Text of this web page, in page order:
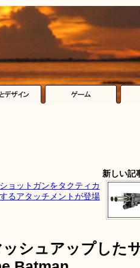
新しい記
ョットガンをタクティカ
るアタッチメントが登場
ッシュアップした